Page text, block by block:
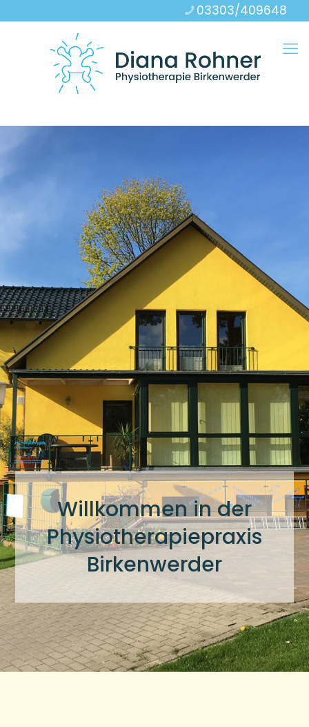
03303/409648
Willkommen in der
Physiotherapiepraxis
Birkenwerder